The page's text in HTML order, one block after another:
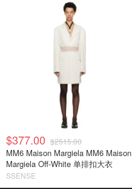
$377.00 $2515.00
MM6 Maison Margiela MM6 Maison
Margiela Off-White 单排扣大衣
SSENSE